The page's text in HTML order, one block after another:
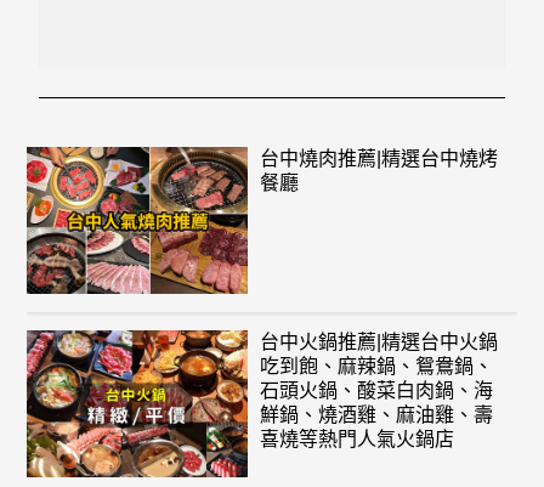
台中燒肉推薦|精選台中燒烤
餐廳
台中火鍋推薦|精選台中火鍋
吃到飽、麻辣鍋、鴛鴦鍋、
石頭火鍋、酸菜白肉鍋、海
鮮鍋、燒酒雞、麻油雞、壽
喜燒等熱門人氣火鍋店